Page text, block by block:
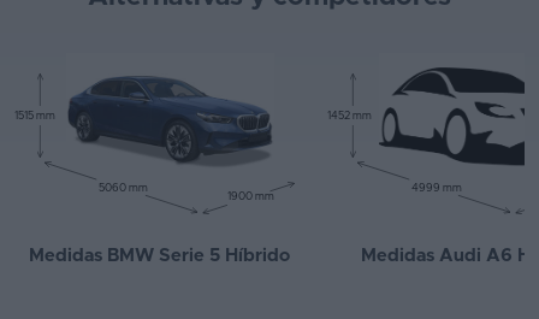
1515 mm
5060 mm
1900 mm
Medidas BMW Serie 5 Híbrido
1452 mm
4999 mm
Medidas Audi A6